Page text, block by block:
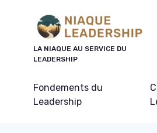
LA NIAQUE AU SERVICE DU
LEADERSHIP
Fondements du
Leadership